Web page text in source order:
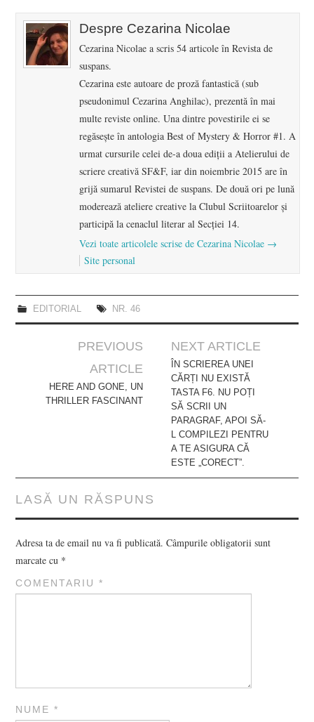
Despre Cezarina Nicolae
Cezarina Nicolae a scris 54 articole în Revista de
suspans.
Cezarina este autoare de proză fantastică (sub
pseudonimul Cezarina Anghilac), prezentă în mai
multe reviste online. Una dintre povestirile ei se
regăsește în antologia Best of Mystery & Horror #1. A
urmat cursurile celei de-a doua ediții a Atelierului de
scriere creativă SF&F, iar din noiembrie 2015 are în
grijă sumarul Revistei de suspans. De două ori pe lună
moderează ateliere creative la Clubul Scriitoarelor și
participă la cenaclul literar al Secției 14.
Vezi toate articolele scrise de Cezarina Nicolae →
Site personal
EDITORIAL NR. 46
navigation
PREVIOUS
ARTICLE
HERE AND GONE, UN
THRILLER FASCINANT
NEXT ARTICLE
ÎN SCRIEREA UNEI
CĂRȚI NU EXISTĂ
TASTA F6. NU POȚI
SĂ SCRII UN
PARAGRAF, APOI SĂ-
L COMPILEZI PENTRU
A TE ASIGURA CĂ
ESTE „CORECT”.
LASĂ UN RĂSPUNS
Adresa ta de email nu va fi publicată. Câmpurile obligatorii sunt
marcate cu *
COMENTARIU*
NUME*